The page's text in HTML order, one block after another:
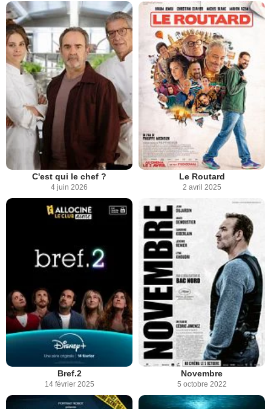
C'est qui le chef ?
4 juin 2026
Le Routard
2 avril 2025
Bref.2
14 février 2025
Novembre
5 octobre 2022